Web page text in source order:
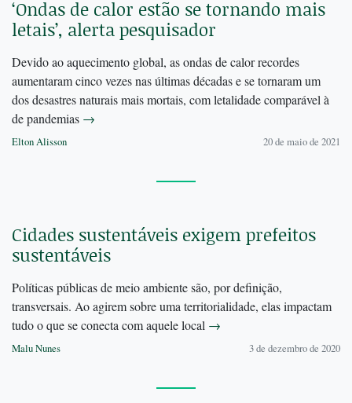
‘Ondas de calor estão se tornando mais
letais’, alerta pesquisador
Devido ao aquecimento global, as ondas de calor recordes
aumentaram cinco vezes nas últimas décadas e se tornaram um
dos desastres naturais mais mortais, com letalidade comparável à
de pandemias →
Elton Alisson 20 de maio de 2021
Cidades sustentáveis exigem prefeitos
sustentáveis
Políticas públicas de meio ambiente são, por definição,
transversais. Ao agirem sobre uma territorialidade, elas impactam
tudo o que se conecta com aquele local →
Malu Nunes 3 de dezembro de 2020